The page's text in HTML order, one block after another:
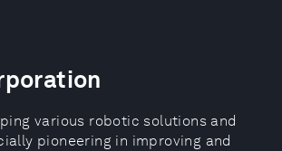
various robotic solutions and
pioneering in improving and